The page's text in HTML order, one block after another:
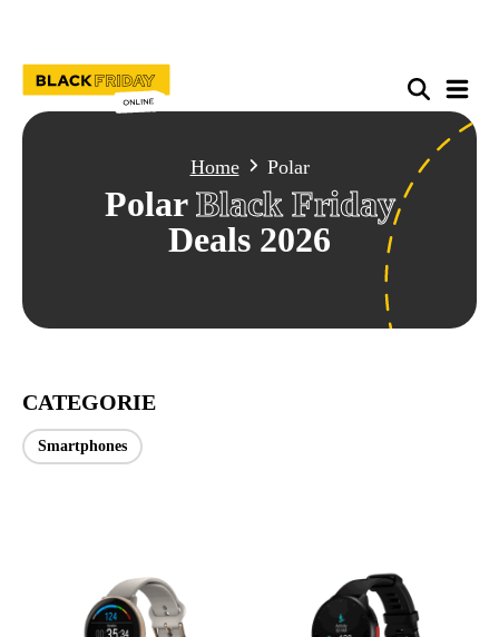
Home Polar
PolarBlack Friday
Deals 2026
CATEGORIE
Smartphones